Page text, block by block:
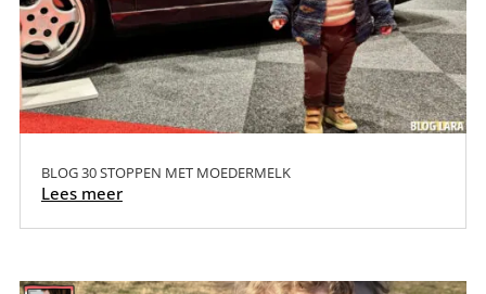
BLOG 30 STOPPEN MET MOEDERMELK
Lees meer